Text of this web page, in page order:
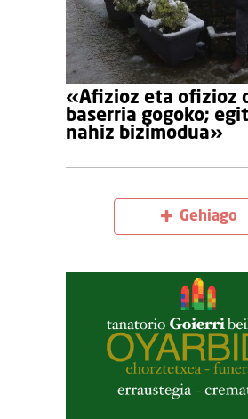
«Afizioz eta ofizioz
baserria gogoko;
nahiz bizimodua»
Gehiago